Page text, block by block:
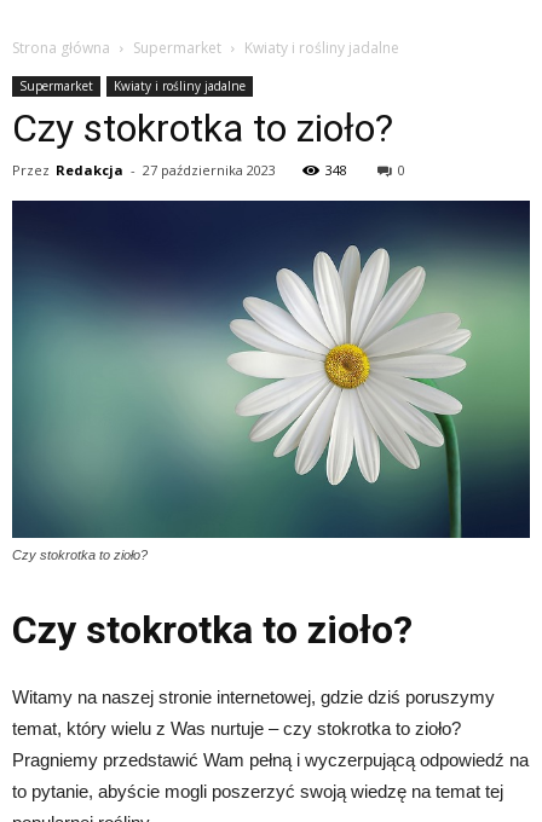
Strona główna Supermarket Kwiaty i rośliny jadalne
Supermarket Kwiaty i rośliny jadalne
Czy stokrotka to zioło?
Przez Redakcja - 27 października 2023 348 0
Czy stokrotka to zioło?
Czy stokrotka to zioło?
Witamy na naszej stronie internetowej, gdzie dziś poruszymy
temat, który wielu z Was nurtuje – czy stokrotka to zioło?
Pragniemy przedstawić Wam pełną i wyczerpującą odpowiedź na
to pytanie, abyście mogli poszerzyć swoją wiedzę na temat tej